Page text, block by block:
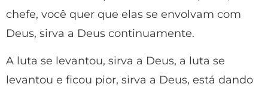
chefe, você quer que elas se envolvam com
Deus, sirva a Deus continuamente.
A luta se levantou, sirva a Deus, a luta se
levantou e ficou pior, sirva a Deus, está dando